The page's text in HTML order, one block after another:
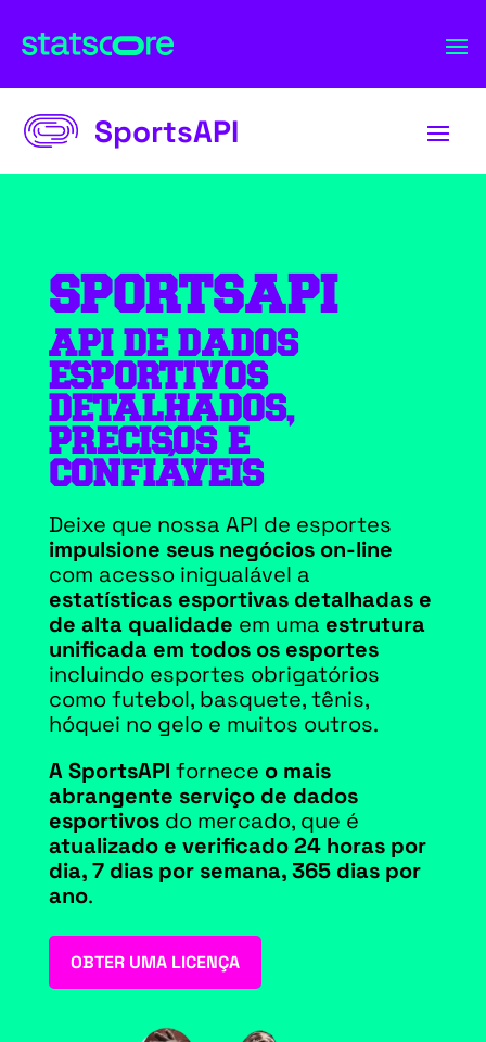
SportsAPI
SPORTSAPI
API DE DADOS
ESPORTIVOS
DETALHADOS,
PRECISOS E
CONFIÁVEIS
Deixe que nossa API de esportes
impulsione seus negócios on-line
com acesso inigualável a
estatísticas esportivas detalhadas e
de alta qualidade em uma estrutura
unificada em todos os esportes
incluindo esportes obrigatórios
como futebol, basquete, tênis,
hóquei no gelo e muitos outros.
A SportsAPI fornece o mais
abrangente serviço de dados
esportivosdo mercado, que é
atualizado e verificado 24 horas por
dia, 7 dias por semana, 365 dias por
ano.
OBTER UMA LICENÇA